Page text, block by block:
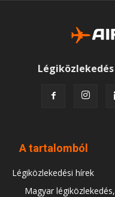
A tartalomból
Légiközlekedési hírek
Magyar